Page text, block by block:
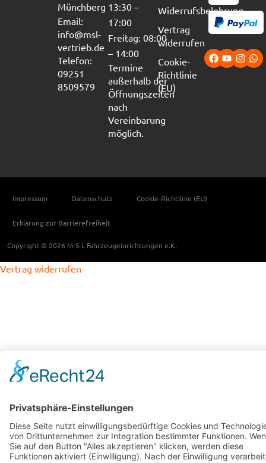
Münchberg
Email:
info@msl-
vertrieb.de
Telefon:
09251
8509579
13:30 –
17:00
Freitag: 08:00
– 14:00
Termine
außerhalb der
Öffnungszeiten
nach
Vereinbarung
möglich.
Widerrufsbelehrung
Vertrag
widerrufen
Cookie-
Richtlinie
(EU)
Impressum Datenschutz Cookie-Richtlinie (EU)
Erklärung zur Barrierefreiheit
Copyright © 2026 M-S-L Fahrzeugeinrichtungen e.K.
Vertrag widerrufen